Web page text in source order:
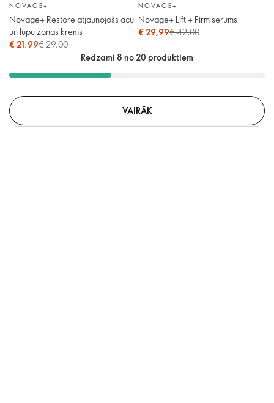
NOVAGE+
Novage+ Restore atjaunojošs acu
un lūpu zonas krēms
€ 21,99€ 29,00
NOVAGE+
Novage+ Lift + Firm serums
€ 29,99€ 42,00
Redzami 8 no 20 produktiem
VAIRĀK